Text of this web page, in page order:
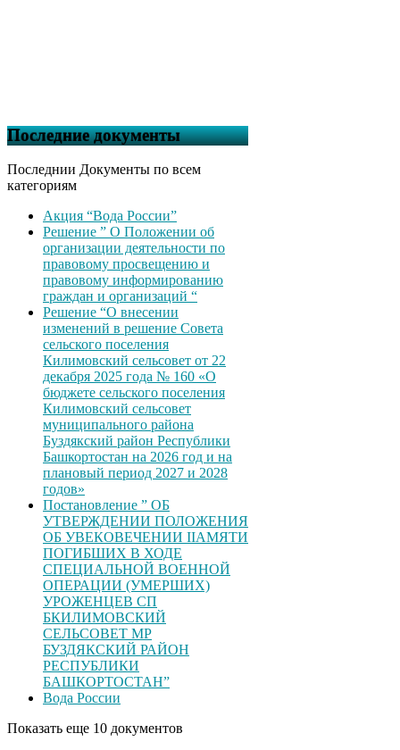
Последние документы
Последнии Документы по всем
категориям
Акция “Вода России”
Решение ” О Положении об
организации деятельности по
правовому просвещению и
правовому информированию
граждан и организаций “
Решение “О внесении
изменений в решение Совета
сельского поселения
Килимовский сельсовет от 22
декабря 2025 года № 160 «О
бюджете сельского поселения
Килимовский сельсовет
муниципального района
Буздякский район Республики
Башкортостан на 2026 год и на
плановый период 2027 и 2028
годов»
Постановление ” ОБ
УТВЕРЖДЕНИИ ПОЛОЖЕНИЯ
ОБ УВЕКОВЕЧЕНИИ ІІАМЯТИ
ПОГИБШИХ В ХОДЕ
СПЕЦИАЛЬНОЙ ВОЕННОЙ
ОПЕРАЦИИ (УМЕРШИХ)
УРОЖЕНЦЕВ CП
БКИЛИМОВСКИЙ
СЕЛЬСОВЕТ МР
БУЗДЯКСКИЙ РАЙОН
РЕСПУБЛИКИ
БАШКОРТОСТАН”
Вода России
Показать еще 10 документов